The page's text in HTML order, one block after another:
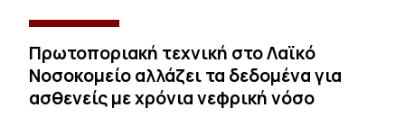
Πρωτοποριακή τεχνική στο Λαϊκό
Νοσοκομείο αλλάζει τα δεδομένα για
ασθενείς με χρόνια νεφρική νόσο